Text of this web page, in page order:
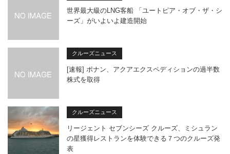
世界最大級のLNG客船 「ユートピア・オブ・ザ・シ
ーズ」がいよいよ建造開始
クルーズニュース
[速報] ポナン、アクアエクスペディションの過半数
株式を取得
クルーズニュース
リージェント セブンシーズ クルーズ、ミシュラン
の星獲得レストランを体験できる７つのクルーズ発
表